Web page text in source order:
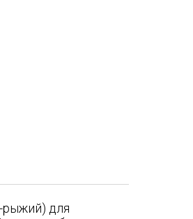
рыжий) для